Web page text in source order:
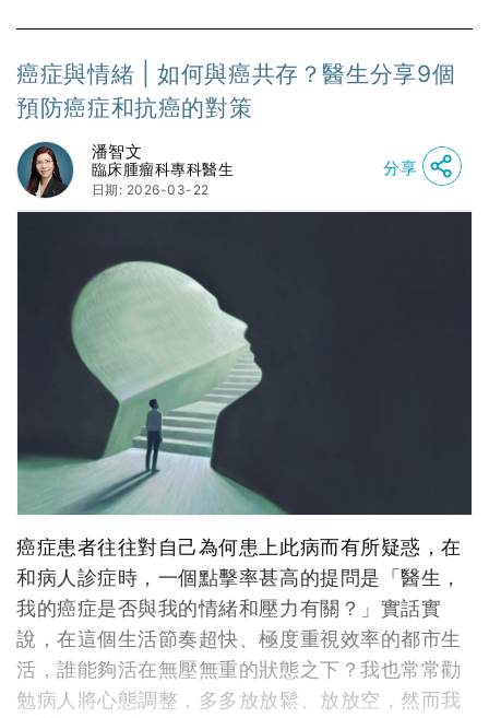
癌症與情緒 | 如何與癌共存？醫生分享9個
預防癌症和抗癌的對策
潘智文
臨床腫瘤科專科醫生
日期: 2026-03-22
分享
癌症患者往往對自己為何患上此病而有所疑惑，在
和病人診症時，一個點擊率甚高的提問是「醫生，
我的癌症是否與我的情緒和壓力有關？」實話實
說，在這個生活節奏超快、極度重視效率的都市生
活，誰能夠活在無壓無重的狀態之下？我也常常勸
勉病人將心態調整，多多放放鬆、放放空，然而我